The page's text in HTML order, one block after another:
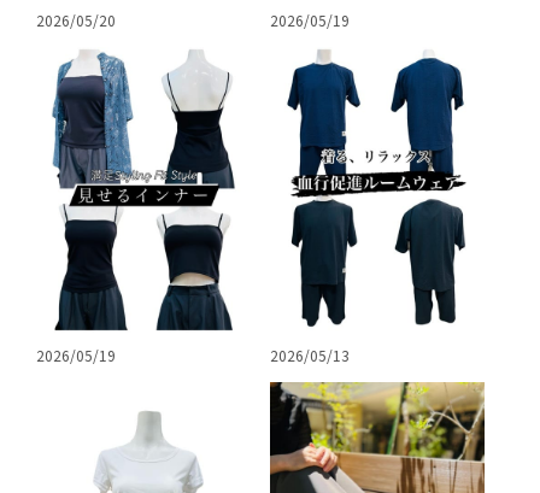
2026/05/20 2026/05/19
2026/05/19 2026/05/13